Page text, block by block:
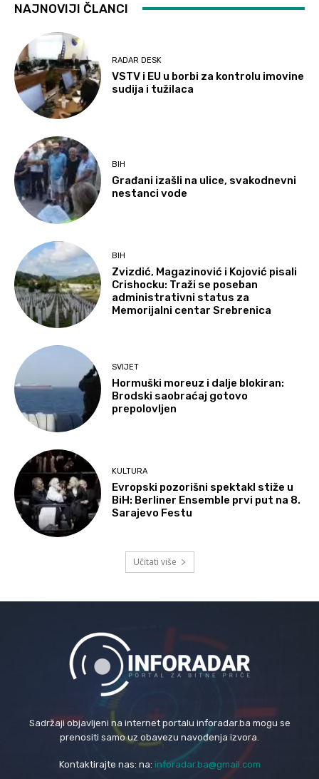
NAJNOVIJI ČLANCI
RADAR DESK
VSTV i EU u borbi za kontrolu imovine
sudija i tužilaca
BIH
Građani izašli na ulice, svakodnevni
nestanci vode
BIH
Zvizdić, Magazinović i Kojović pisali
Crishocku: Traži se poseban
administrativni status za
Memorijalni centar Srebrenica
SVIJET
Hormuški moreuz i dalje blokiran:
Brodski saobraćaj gotovo
prepolovljen
KULTURA
Evropski pozorišni spektakl stiže u
BiH: Berliner Ensemble prvi put na 8.
Sarajevo Festu
Učitati više
Sadržaji objavljeni na internet portalu inforadar.ba mogu se
prenositi samo uz obavezu navođenja izvora.
Kontaktirajte nas: na: inforadar.ba@gmail.com